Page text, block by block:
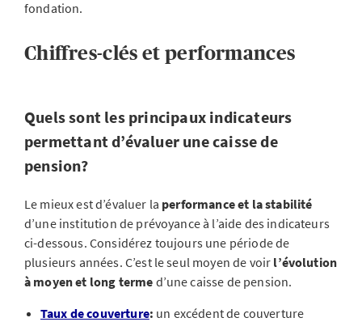
fondation.
Chiffres-clés et performances
Quels sont les principaux indicateurs
permettant d’évaluer une caisse de
pension?
Le mieux est d’évaluer la performanceet la stabilité
d’une institution de prévoyance à l’aide des indicateurs
ci-dessous. Considérez toujours une période de
plusieurs années. C’est le seul moyen de voir l’évolution
à moyen et long terme d’une caisse de pension.
Taux de couverture: un excédent de couverture